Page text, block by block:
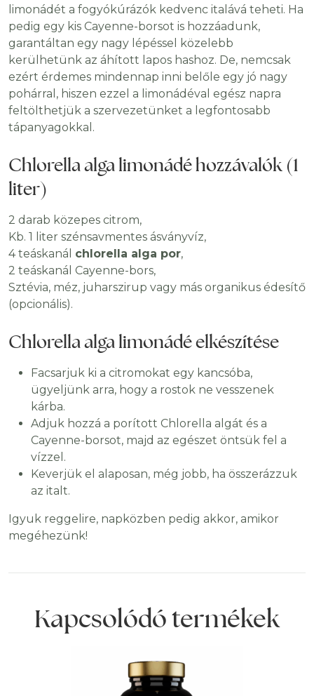
limonádét a fogyókúrázók kedvenc italává teheti. Ha
pedig egy kis Cayenne-borsot is hozzáadunk,
garantáltan egy nagy lépéssel közelebb
kerülhetünk az áhított lapos hashoz. De, nemcsak
ezért érdemes mindennap inni belőle egy jó nagy
pohárral, hiszen ezzel a limonádéval egész napra
feltölthetjük a szervezetünket a legfontosabb
tápanyagokkal.
Chlorella alga limonádé hozzávalók (1
liter)
2 darab közepes citrom,
Kb. 1 liter szénsavmentes ásványvíz,
4 teáskanál chlorella alga por,
2 teáskanál Cayenne-bors,
Sztévia, méz, juharszirup vagy más organikus édesítő
(opcionális).
Chlorella alga limonádé elkészítése
Facsarjuk ki a citromokat egy kancsóba,
ügyeljünk arra, hogy a rostok ne vesszenek
kárba.
Adjuk hozzá a porított Chlorella algát és a
Cayenne-borsot, majd az egészet öntsük fel a
vízzel.
Keverjük el alaposan, még jobb, ha összerázzuk
az italt.
Igyuk reggelire, napközben pedig akkor, amikor
megéhezünk!
Kapcsolódó termékek